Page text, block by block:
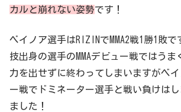
カルと崩れない姿勢です！
ベイノア選手はRIZINでMMA2戦1勝1敗
技出身の選手のMMAデビュー戦ではう
力を出せずに終わってしまいますがベ
ー戦でドミネーター選手と戦い負けは
ました！